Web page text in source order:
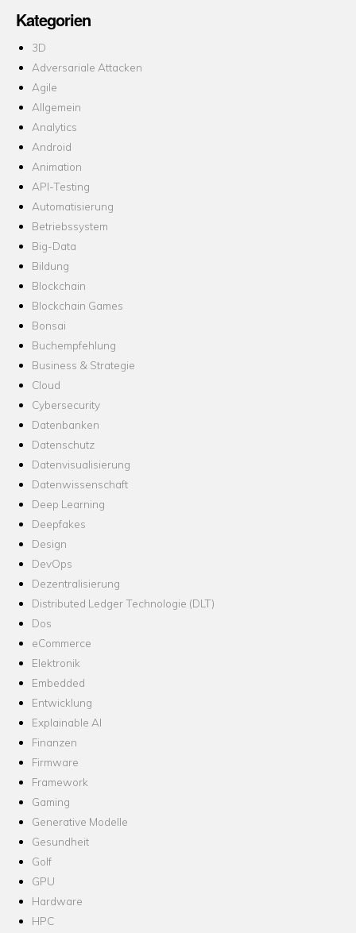
Kategorien
3D
Adversariale Attacken
Agile
Allgemein
Analytics
Android
Animation
API-Testing
Automatisierung
Betriebssystem
Big-Data
Bildung
Blockchain
Blockchain Games
Bonsai
Buchempfehlung
Business & Strategie
Cloud
Cybersecurity
Datenbanken
Datenschutz
Datenvisualisierung
Datenwissenschaft
Deep Learning
Deepfakes
Design
DevOps
Dezentralisierung
Distributed Ledger Technologie (DLT)
Dos
eCommerce
Elektronik
Embedded
Entwicklung
Explainable AI
Finanzen
Firmware
Framework
Gaming
Generative Modelle
Gesundheit
Golf
GPU
Hardware
HPC